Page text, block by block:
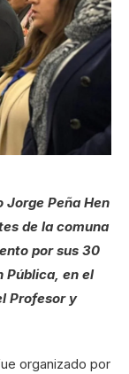
Jorge Peña Hen
de la comuna
por sus 30
Pública, en el
Profesor y
organizado por